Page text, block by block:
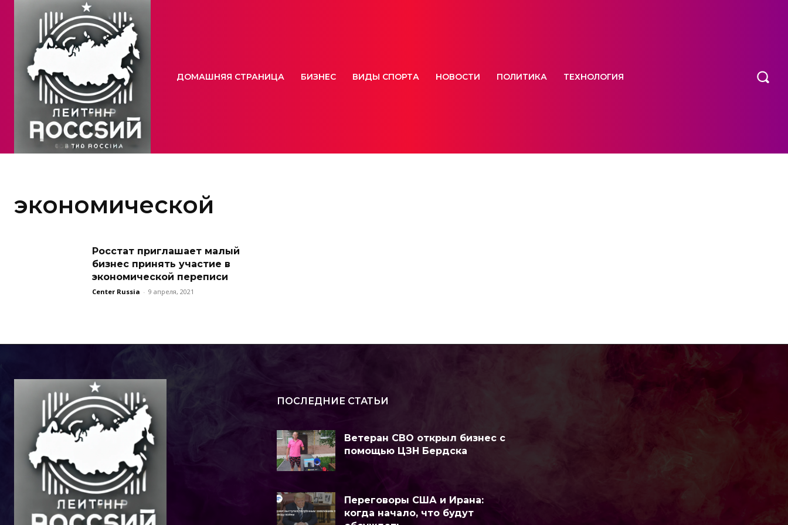
ДОМАШНЯЯ СТРАНИЦА БИЗНЕС ВИДЫ СПОРТА НОВОСТИ ПОЛИТИКА ТЕХНОЛОГИЯ
экономической
Росстат приглашает малый
бизнес принять участие в
экономической переписи
Center Russia - 9 апреля, 2021
ПОСЛЕДНИЕ СТАТЬИ
Ветеран СВО открыл бизнес с
помощью ЦЗН Бердска
Переговоры США и Ирана:
когда начало, что будут